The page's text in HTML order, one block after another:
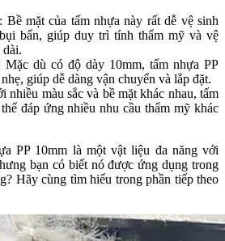
: Bề mặt của tấm nhựa này rất dễ vệ sinh
bẩn, giúp duy trì tính thẩm mỹ và vệ
Mặc dù có độ dày 10mm, tấm nhựa PP
giúp dễ dàng vận chuyển và lắp đặt.
nhiều màu sắc và bề mặt khác nhau, tấm
đáp ứng nhiều nhu cầu thẩm mỹ khác
PP 10mm là một vật liệu đa năng với
bạn có biết nó được ứng dụng trong
Hãy cùng tìm hiểu trong phần tiếp theo